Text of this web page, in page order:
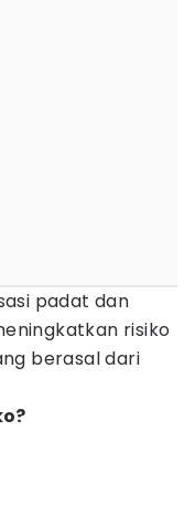
padat dan
risiko
berasal dari